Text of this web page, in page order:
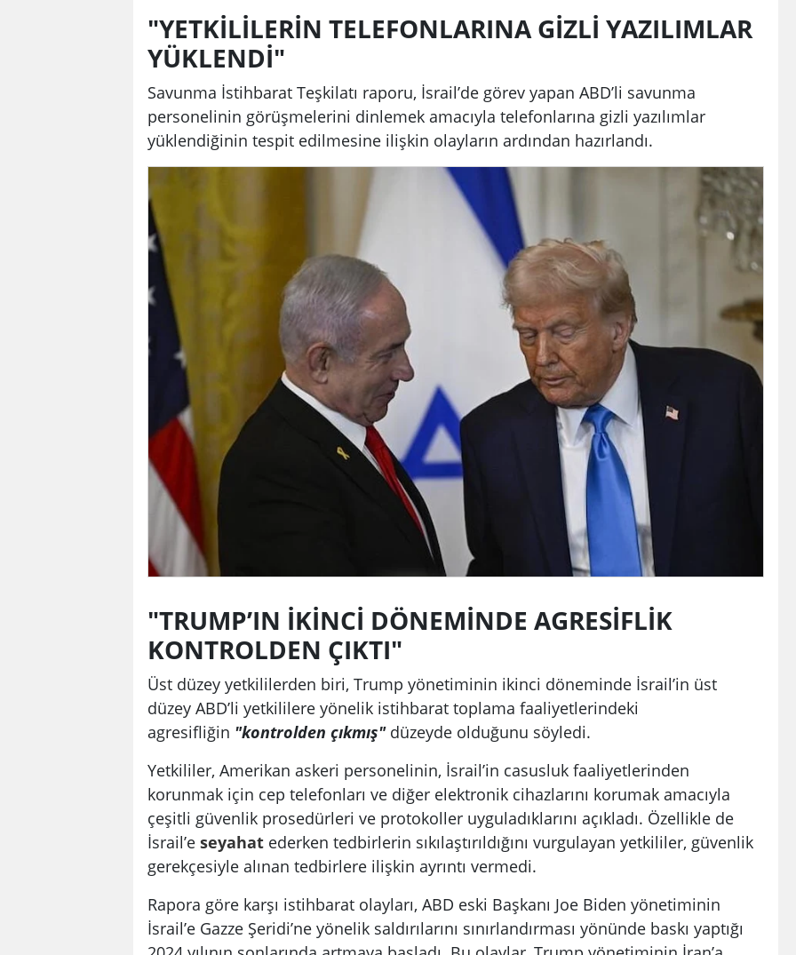
"YETKİLİLERİN TELEFONLARINA GİZLİ YAZILIMLAR
YÜKLENDİ"
Savunma İstihbarat Teşkilatı raporu, İsrail’de görev yapan ABD’li savunma
personelinin görüşmelerini dinlemek amacıyla telefonlarına gizli yazılımlar
yüklendiğinin tespit edilmesine ilişkin olayların ardından hazırlandı.
"TRUMP’IN İKİNCİ DÖNEMİNDE AGRESİFLİK
KONTROLDEN ÇIKTI"
Üst düzey yetkililerden biri, Trump yönetiminin ikinci döneminde İsrail’in üst
düzey ABD’li yetkililere yönelik istihbarat toplama faaliyetlerindeki
agresifliğin "kontrolden çıkmış"düzeyde olduğunu söyledi.
Yetkililer, Amerikan askeri personelinin, İsrail’in casusluk faaliyetlerinden
korunmak için cep telefonları ve diğer elektronik cihazlarını korumak amacıyla
çeşitli güvenlik prosedürleri ve protokoller uyguladıklarını açıkladı. Özellikle de
İsrail’e seyahat ederken tedbirlerin sıkılaştırıldığını vurgulayan yetkililer, güvenlik
gerekçesiyle alınan tedbirlere ilişkin ayrıntı vermedi.
Rapora göre karşı istihbarat olayları, ABD eski Başkanı Joe Biden yönetiminin
İsrail’e Gazze Şeridi’ne yönelik saldırılarını sınırlandırması yönünde baskı yaptığı